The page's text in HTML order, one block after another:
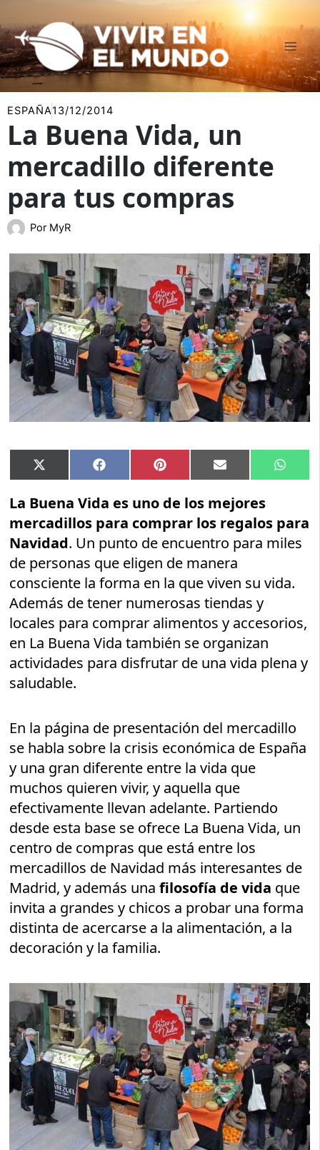
al
contenido
ESPAÑA13/12/2014
La Buena Vida, un
mercadillo diferente
para tus compras
Por MyR
Compartir
en
X
(Twitter)
Compartir
en
Facebook Compartir
en
Pinterest Compartir
en
Email
en
La Buena Vida es uno de los mejores
mercadillos para comprar los regalos para
Navidad. Un punto de encuentro para miles
de personas que eligen de manera
consciente la forma en la que viven su vida.
Además de tener numerosas tiendas y
locales para comprar alimentos y accesorios,
en La Buena Vida también se organizan
actividades para disfrutar de una vida plena y
saludable.
En la página de presentación del mercadillo
se habla sobre la crisis económica de España
y una gran diferente entre la vida que
muchos quieren vivir, y aquella que
efectivamente llevan adelante. Partiendo
desde esta base se ofrece La Buena Vida, un
centro de compras que está entre los
mercadillos de Navidad más interesantes de
Madrid, y además unafilosofía de vida que
invita a grandes y chicos a probar una forma
distinta de acercarse a la alimentación, a la
decoración y la familia.